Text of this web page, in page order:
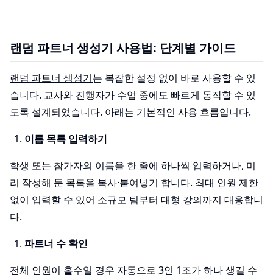
랜덤 파트너 생성기 사용법: 단계별 가이드
랜덤 파트너 생성기는 복잡한 설정 없이 바로 사용할 수 있
습니다. 교사와 진행자가 수업 중에도 빠르게 동작할 수 있
도록 설계되었습니다. 아래는 기본적인 사용 흐름입니다.
이름 목록 입력하기
학생 또는 참가자의 이름을 한 줄에 하나씩 입력하거나, 미
리 작성해 둔 목록을 복사·붙여넣기 합니다. 최대 인원 제한
없이 입력할 수 있어 소규모 팀부터 대형 강의까지 대응합니
다.
파트너 수 확인
전체 인원이 홀수일 경우 자동으로 3인 1조가 하나 생길 수